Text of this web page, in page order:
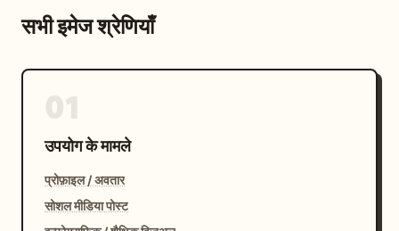
सभी इमेज श्रेणियाँ
उपयोग के मामले
प्रोफ़ाइल / अवतार
सोशल मीडिया पोस्ट